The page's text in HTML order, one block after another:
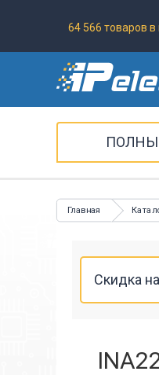
64 566 товаров в
Главная
Скидка на